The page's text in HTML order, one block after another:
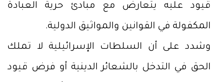
قيود عليه يتعارض مع مبادئ حرية العبادة
المكفولة في القوانين والمواثيق الدولية.
وشدد على أن السلطات الإسرائيلية لا تملك
الحق في التدخل بالشعائر الدينية أو فرض قيود